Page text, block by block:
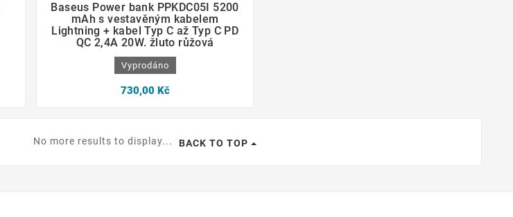
Baseus Power bank PPKDC05I 5200
mAh s vestavěným kabelem
Lightning + kabel Typ C až Typ C PD
QC 2,4A 20W. žluto růžová
Vyprodáno
730,00 Kč
No more results to display... BACK TO TOP